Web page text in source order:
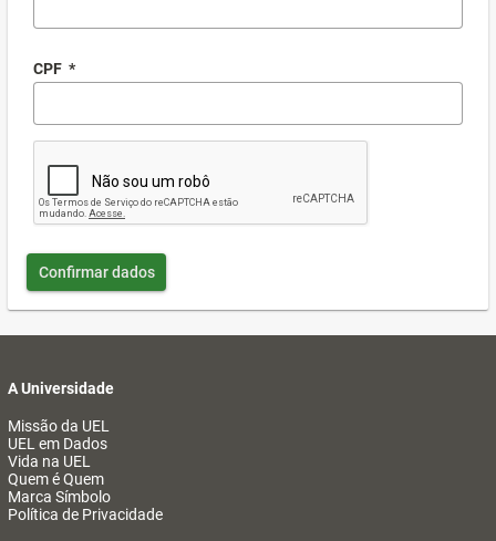
CPF *
Confirmar dados
A Universidade
Missão da UEL
UEL em Dados
Vida na UEL
Quem é Quem
Marca Símbolo
Política de Privacidade